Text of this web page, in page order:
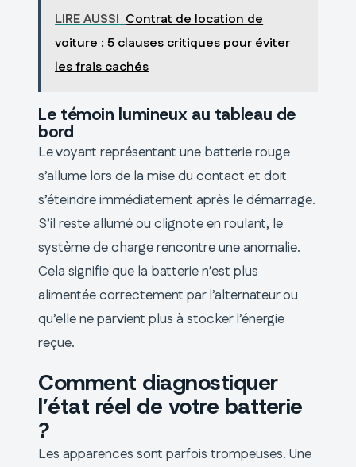
LIRE AUSSI Contrat de location de
voiture : 5 clauses critiques pour éviter
les frais cachés
Le témoin lumineux au tableau de
bord
Le voyant représentant une batterie rouge
s’allume lors de la mise du contact et doit
s’éteindre immédiatement après le démarrage.
S’il reste allumé ou clignote en roulant, le
système de charge rencontre une anomalie.
Cela signifie que la batterie n’est plus
alimentée correctement par l’alternateur ou
qu’elle ne parvient plus à stocker l’énergie
reçue.
Comment diagnostiquer
l’état réel de votre batterie
?
Les apparences sont parfois trompeuses. Une